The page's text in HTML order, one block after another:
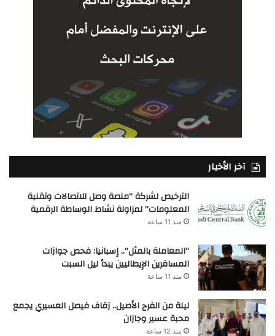
آخر الأخبار
الترخيص لشركة “منصة وصل للاتصالات وتقنية
المعلومات” لمزاولة نشاط الوساطة الرقمية
منذ 11 ساعة
“المعاملة بالمثل”.. إسبانيا: فحص جوازات
المسافرين الإيطاليين يبدأ ليل السبت
منذ 11 ساعة
ليلة من الفرح الأصيل.. زفاف فيصل العسيري يجمع
محبة عسير وجازان
منذ 12 ساعة